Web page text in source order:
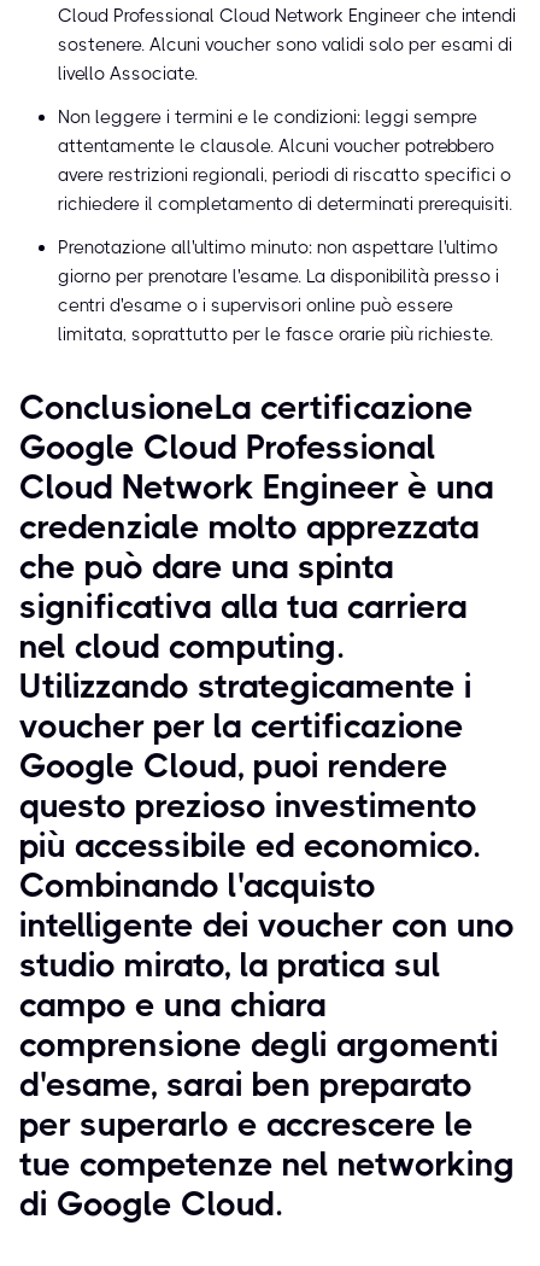
Cloud Professional Cloud Network Engineer che intendi
sostenere. Alcuni voucher sono validi solo per esami di
livello Associate.
Non leggere i termini e le condizioni: leggi sempre
attentamente le clausole. Alcuni voucher potrebbero
avere restrizioni regionali, periodi di riscatto specifici o
richiedere il completamento di determinati prerequisiti.
Prenotazione all'ultimo minuto: non aspettare l'ultimo
giorno per prenotare l'esame. La disponibilità presso i
centri d'esame o i supervisori online può essere
limitata, soprattutto per le fasce orarie più richieste.
ConclusioneLa certificazione
Google Cloud Professional
Cloud Network Engineer è una
credenziale molto apprezzata
che può dare una spinta
significativa alla tua carriera
nel cloud computing.
Utilizzando strategicamente i
voucher per la certificazione
Google Cloud, puoi rendere
questo prezioso investimento
più accessibile ed economico.
Combinando l'acquisto
intelligente dei voucher con uno
studio mirato, la pratica sul
campo e una chiara
comprensione degli argomenti
d'esame, sarai ben preparato
per superarlo e accrescere le
tue competenze nel networking
di Google Cloud.